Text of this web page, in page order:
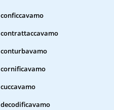
conficcavamo
contrattaccavamo
conturbavamo
cornificavamo
cuccavamo
decodificavamo